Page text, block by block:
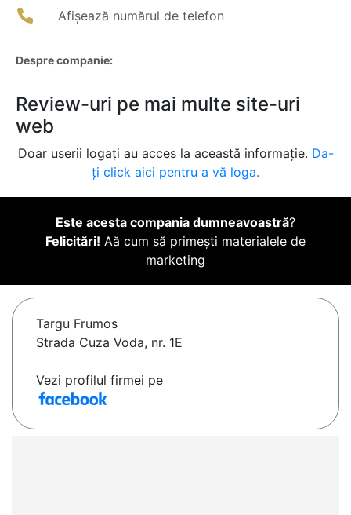
Afișează numărul de telefon
Despre companie:
Review-uri pe mai multe site-uri
web
Doar userii logați au acces la această informație. Da-
ți click aici pentru a vă loga.
Este acesta compania dumneavoastră?
Felicitări! Aă cum să primești materialele de
marketing
Targu Frumos
Strada Cuza Voda, nr. 1E
Vezi profilul firmei pe